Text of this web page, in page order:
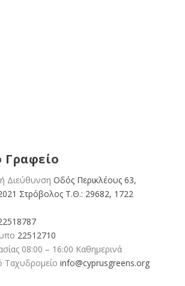
Γραφείο
Οδός Περικλέους 63,
Στρόβολος Τ.Θ.: 29682, 1722
22512710
08:00 – 16:00 Καθημερινά
info@cyprusgreens.org